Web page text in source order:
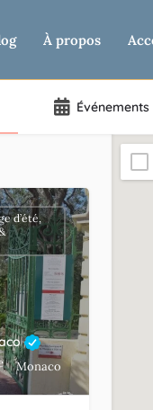
À propos
Événements
Monaco
d’été,